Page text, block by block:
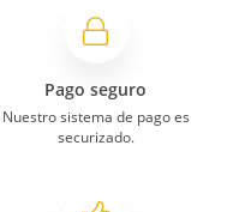
Pago seguro
Nuestro sistema de pago es
securizado.